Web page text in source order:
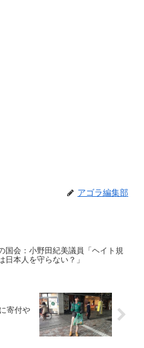
アゴラ編集部
国会：小野田紀美議員「ヘイト規
日本人を守らない？」
寄付や